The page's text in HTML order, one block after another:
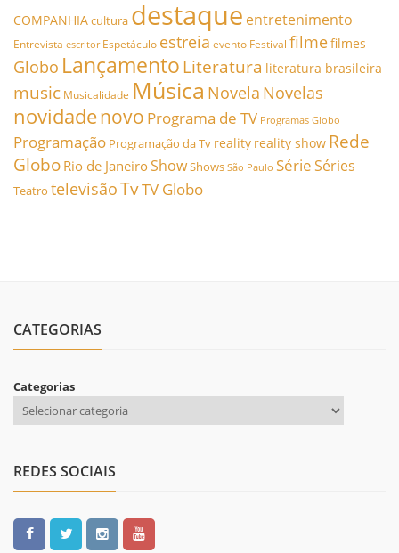
COMPANHIAcultura destaque entretenimento
Entrevista escritor Espetáculo estreia evento Festival filmefilmes
Globo Lançamento Literatura literatura brasileira
music Musicalidade Música Novela Novelas
novidadenovo Programa de TV Programas Globo
Programação Programação da Tv reality reality show Rede
Globo Rio de JaneiroShowShows São Paulo SérieSéries
Teatro televisãoTvTV Globo
CATEGORIAS
Categorias
REDES SOCIAIS